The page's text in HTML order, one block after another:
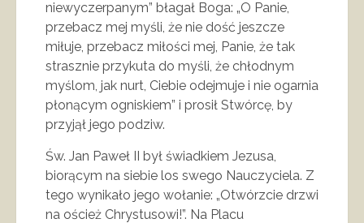
niewyczerpanym” błagał Boga: „O Panie,
przebacz mej myśli, że nie dość jeszcze
miłuje, przebacz miłości mej, Panie, że tak
strasznie przykuta do myśli, że chłodnym
myślom, jak nurt, Ciebie odejmuje i nie ogarnia
płonącym ogniskiem” i prosił Stwórcę, by
przyjął jego podziw.
Św. Jan Paweł II był świadkiem Jezusa,
biorącym na siebie los swego Nauczyciela. Z
tego wynikało jego wołanie: „Otwórzcie drzwi
na oścież Chrystusowi!”. Na Placu